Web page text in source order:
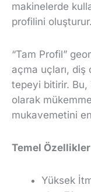
makinelerde
profilini oluşturur.
“Tam Profil”
açma uçları,
tepeyi bitirir. Bu,
olarak
mukavemetini
Temel
Yüksek